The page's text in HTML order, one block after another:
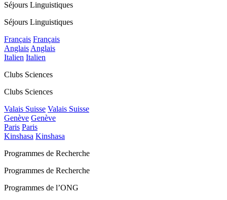
Séjours Linguistiques
Séjours Linguistiques
Français Français
AnglaisAnglais
Italien Italien
Clubs Sciences
Clubs Sciences
Valais Suisse Valais Suisse
Genève Genève
Paris Paris
Kinshasa Kinshasa
Programmes de Recherche
Programmes de Recherche
Programmes de l’ONG